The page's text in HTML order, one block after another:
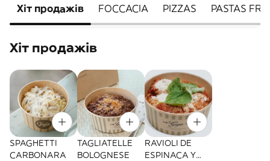
Хіт продажів FOCCACIA PIZZAS PASTAS
Хіт продажів
SPAGHETTI
CARBONARA
TAGLIATELLE
BOLOGNESE
RAVIOLI DE
ESPINACA Y